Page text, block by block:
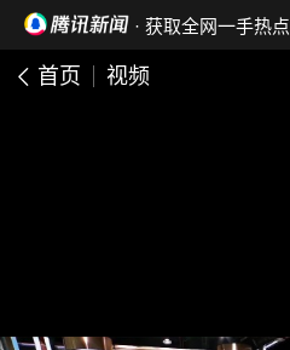
· 获取全网一手热点
首页 视频